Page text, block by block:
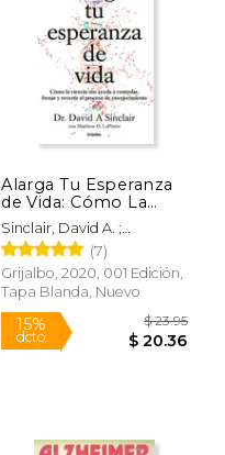
dcto.
Alarga Tu Esperanza
de Vida: Cómo La
Ciencia Nos Ayuda a
Controlar, Frenar Y
Revertir El Proceso
de Envejecimiento /
Lifespan: Why We
Sinclair, David A. ;
Laplante, Matthew D.
(7)
Grijalbo, 2020, 001 Edición,
Tapa Blanda, Nuevo